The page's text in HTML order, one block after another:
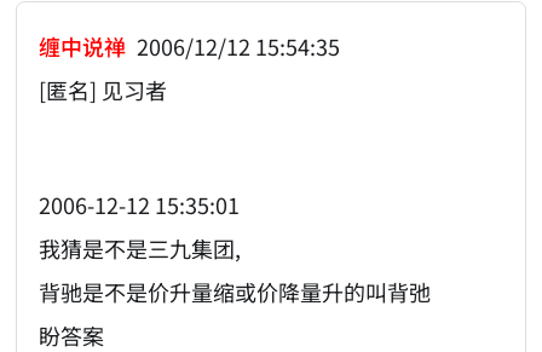
缠中说禅 2006/12/12 15:54:35
[匿名] 见习者
2006-12-12 15:35:01
我猜是不是三九集团,
背驰是不是价升量缩或价降量升的叫背弛
盼答案